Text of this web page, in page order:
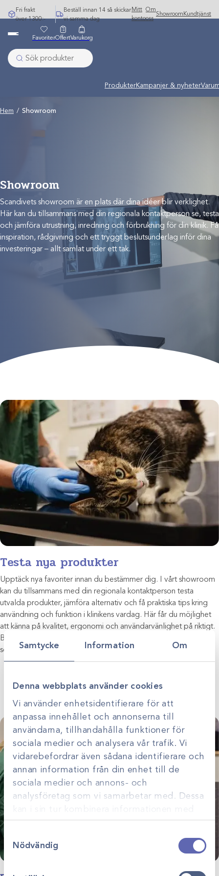
Samtycke Information Om
Denna webbplats använder cookies
Vi använder enhetsidentifierare för att
anpassa innehållet och annonserna till
användarna, tillhandahålla funktioner för
sociala medier och analysera vår trafik. Vi
vidarebefordrar även sådana identifierare och
annan information från din enhet till de
sociala medier och annons- och
analysföretag som vi samarbetar med. Dessa
kan i sin tur kombinera informationen med
annan information som du har tillhandahållit
eller som de har samlat in när du har använt
deras tjänster.
Samtyckesval
Nödvändig
Hoppa
till
Fri frakt
över 1300:-
Beställ innan 14 så skickar
vi samma dag
Mitt
konto
Om
oss
Showroom Kundtjänst
ProdukterKampanjer & nyheter
FavoriterOffertVarukorg
Hem / Showroom
Showroom
Scandivets showroom är en plats där dina idéer blir verklighet.
Här kan du tillsammans med din regionala kontaktperson se, testa
och jämföra utrustning, inredning och förbrukning för din klinik. Få
inspiration, rådgivning och ett tryggt beslutsunderlag inför dina
investeringar – allt samlat under ett tak.
Testa nya produkter
Upptäck nya favoriter innan du bestämmer dig. I vårt showroom
kan du tillsammans med din regionala kontaktperson testa
utvalda produkter, jämföra alternativ och få praktiska tips kring
användning och funktion i klinikens vardag. Här får du möjlighet
att känna på kvalitet, ergonomi och användarvänlighet på riktigt.
Boka en tid för att prova nya produkter och hitta de lösningar
som passar just er verksamhet bäst.